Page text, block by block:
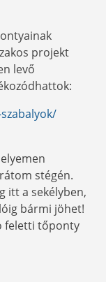
projekt
levő
stégén.
itt a sekélyben,
bármi jöhet!
feletti tőponty